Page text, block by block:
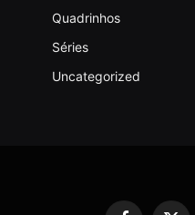
Quadrinhos
Séries
Uncategorized